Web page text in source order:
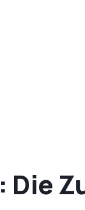
Die